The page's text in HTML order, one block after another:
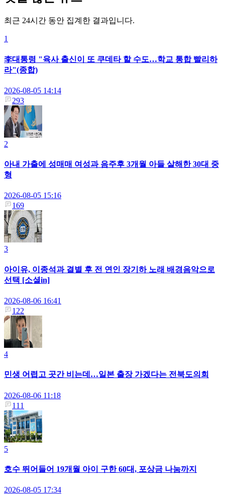
최근 24시간 동안 집계한 결과입니다.
1
李대통령 "육사 출신이 또 쿠데타 할 수도…학교 통합 빨리하
라"(종합)
2026-08-05 14:14
293
2
아내 가출에 성매매 여성과 음주후 3개월 아들 살해한 30대 중
형
2026-08-05 15:16
169
3
아이유, 이종석과 결별 후 전 연인 장기하 노래 배경음악으로
선택 [소셜in]
2026-08-06 16:41
122
4
민생 어렵고 곳간 비는데…일본 출장 가겠다는 전북도의회
2026-08-06 11:18
111
5
호수 뛰어들어 19개월 아이 구한 60대, 포상금 나눔까지
2026-08-05 17:34